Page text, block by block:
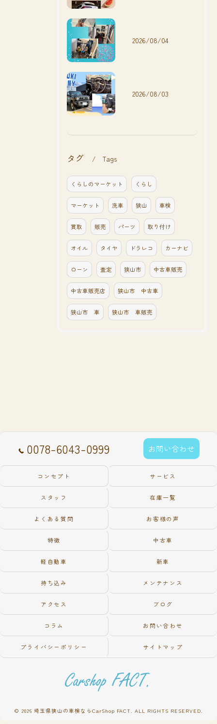
2026/08/04
2026/08/03
タグ Tags
くらしのマーケット くらし
マーケット 洗車 狭山 車検
買取 販売 パーツ 取り付け
オイル タイヤ ドラレコ カーナビ
ローン 査定 狭山市 中古車販売
中古車販売店 狭山市 中古車
狭山市 車 狭山市 車販売
0078-6043-0999 お問い合わせ
コンセプト サービス
スタッフ 在庫一覧
よくある質問 お客様の声
特徴 中古車
軽自動車 新車
持ち込み メンテナンス
アクセス ブログ
コラム お問い合わせ
プライバシーポリシー サイトマップ
© 2026 埼玉県狭山の車検ならCarShop FACT. ALL RIGHTS RESERVED.